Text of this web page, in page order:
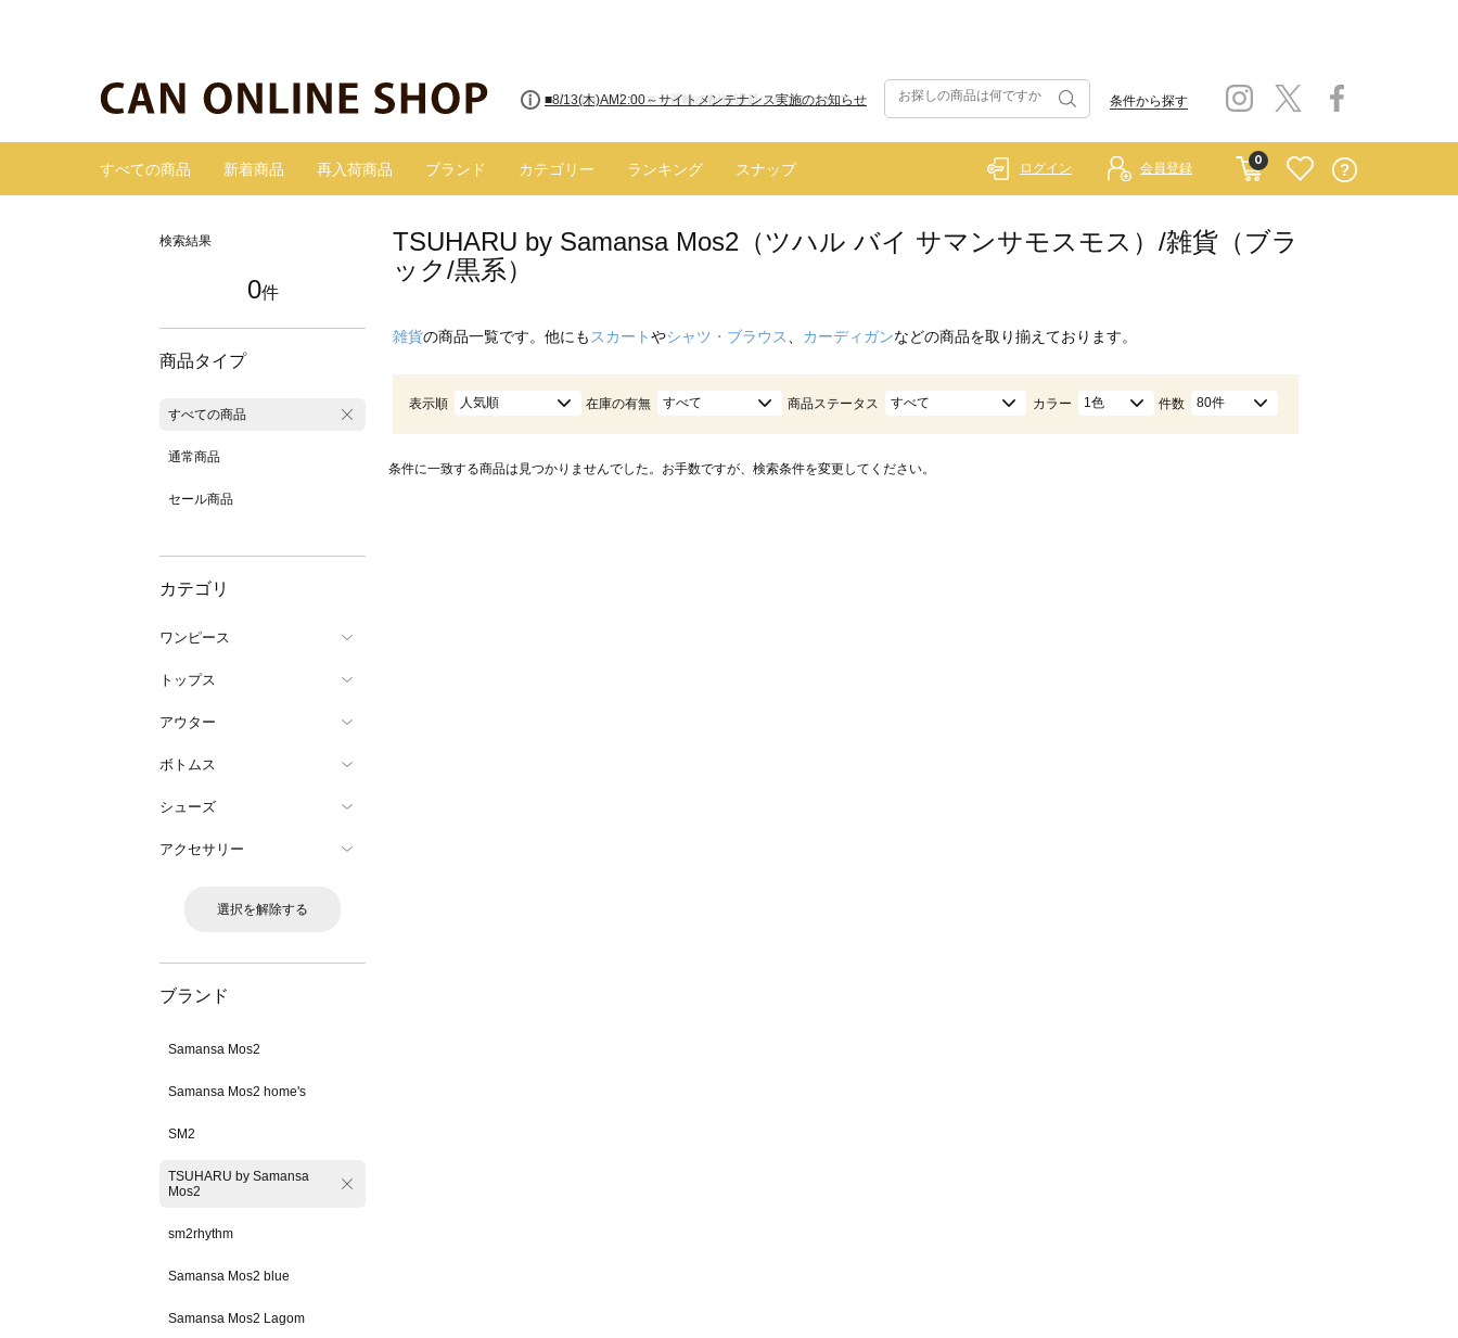
■8/13(木)AM2:00～サイトメンテナンス実施のお知らせ 条件から探す
すべての商品 新着商品 再入荷商品 ブランド カテゴリー ランキング スナップ
0
ログイン 会員登録
検索結果
0件
商品タイプ
すべての商品
通常商品
セール商品
カテゴリ
ワンピース
トップス
アウター
ボトムス
シューズ
アクセサリー
選択を解除する
ブランド
Samansa Mos2
Samansa Mos2 home's
SM2
TSUHARU by Samansa
Mos2
sm2rhythm
Samansa Mos2 blue
Samansa Mos2 Lagom
TSUHARU by Samansa Mos2（ツハル バイ サマンサモスモス）/雑貨（ブラ
ック/黒系）
雑貨の商品一覧です。他にも スカートやシャツ・ブラウス カーディガンなどの商品を取り揃えております。
表示順 人気順 在庫の有無 すべて 商品ステータス すべて カラー 1色 件数 80件
条件に一致する商品は見つかりませんでした。お手数ですが、検索条件を変更してください。